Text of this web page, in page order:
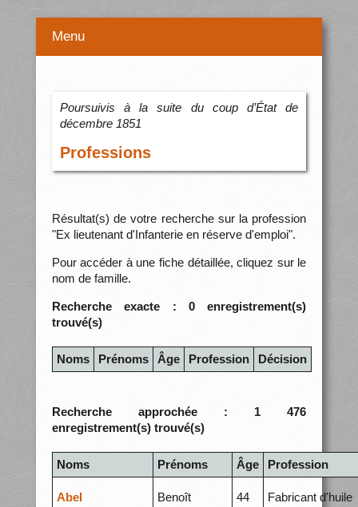
Menu
Poursuivis à la suite du coup d’État de
décembre 1851
Professions
Résultat(s) de votre recherche sur la profession
"Ex lieutenant d'Infanterie en réserve d'emploi".
Pour accéder à une fiche détaillée, cliquez sur le
nom de famille.
Recherche exacte : 0 enregistrement(s)
trouvé(s)
Noms Prénoms Âge Profession Décision
Recherche approchée : 1 476
enregistrement(s) trouvé(s)
Noms Prénoms Âge Profession
Abel Benoît 44 Fabricant d'huile